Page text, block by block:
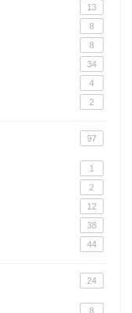
13
8
8
34
4
2
97
1
2
12
38
44
24
8